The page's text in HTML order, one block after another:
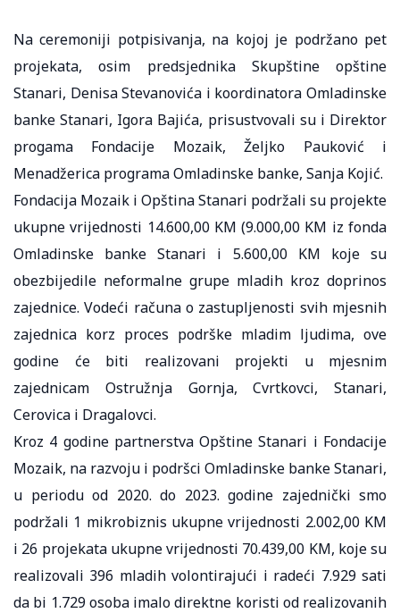
Na ceremoniji potpisivanja, na kojoj je podržano pet
projekata, osim predsjednika Skupštine opštine
Stanari, Denisa Stevanovića i koordinatora Omladinske
banke Stanari, Igora Bajića, prisustvovali su i Direktor
progama Fondacije Mozaik, Željko Pauković i
Menadžerica programa Omladinske banke, Sanja Kojić.
Fondacija Mozaik i Opština Stanari podržali su projekte
ukupne vrijednosti 14.600,00 KM (9.000,00 KM iz fonda
Omladinske banke Stanari i 5.600,00 KM koje su
obezbijedile neformalne grupe mladih kroz doprinos
zajednice. Vodeći računa o zastupljenosti svih mjesnih
zajednica korz proces podrške mladim ljudima, ove
godine će biti realizovani projekti u mjesnim
zajednicam Ostružnja Gornja, Cvrtkovci, Stanari,
Cerovica i Dragalovci.
Kroz 4 godine partnerstva Opštine Stanari i Fondacije
Mozaik, na razvoju i podršci Omladinske banke Stanari,
u periodu od 2020. do 2023. godine zajednički smo
podržali 1 mikrobiznis ukupne vrijednosti 2.002,00 KM
i 26 projekata ukupne vrijednosti 70.439,00 KM, koje su
realizovali 396 mladih volontirajući i radeći 7.929 sati
da bi 1.729 osoba imalo direktne koristi od realizovanih